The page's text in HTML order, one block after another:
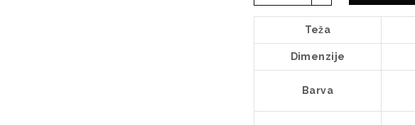
količina
Teža
Dimenzije
Barva